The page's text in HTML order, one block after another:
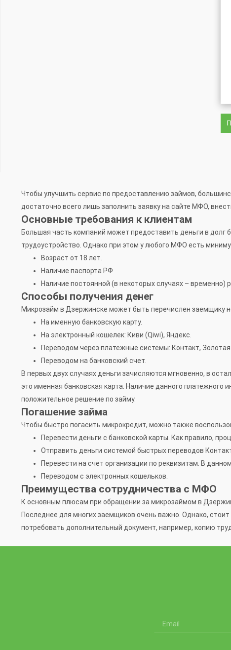
Чтобы улучшить сервис по предоставлению займов,
достаточно всего лишь заполнить заявку на сайте МФО,
Основные требования к клиентам
Большая часть компаний может предоставить деньги в долг
трудоустройство. Однако при этом у любого МФО есть
Возраст от 18 лет.
Наличие паспорта РФ
Наличие постоянной (в некоторых случаях – временно)
Способы получения денег
Микрозайм в Дзержинске может быть перечислен заемщику
На именную банковскую карту.
На электронный кошелек: Киви (Qiwi), Яндекс.
Переводом через платежные системы: Контакт, Золотая
Переводом на банковский счет.
В первых двух случаях деньги зачисляются мгновенно, в
это именная банковская карта. Наличие данного
положительное решение по займу.
Погашение займа
Чтобы быстро погасить микрокредит, можно также
Перевести деньги с банковской карты. Как правило,
Отправить деньги системой быстрых переводов
Перевести на счет организации по реквизитам. В
Переводом с электронных кошельков.
Преимущества сотрудничества с МФО
К основным плюсам при обращении за микрозаймом в
Последнее для многих заемщиков очень важно. Однако,
потребовать дополнительный документ, например, копию